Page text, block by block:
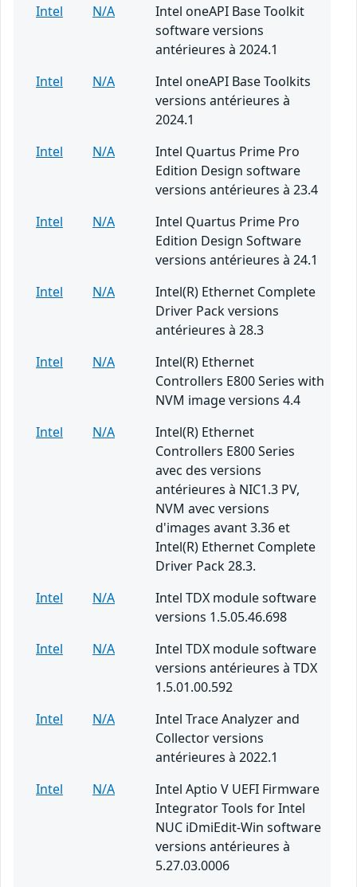
Intel
N/A
Intel oneAPI Base Toolkit
software versions
antérieures à 2024.1
Intel
N/A
Intel oneAPI Base Toolkits
versions antérieures à
2024.1
Intel
N/A
Intel Quartus Prime Pro
Edition Design software
versions antérieures à 23.4
Intel
N/A
Intel Quartus Prime Pro
Edition Design Software
versions antérieures à 24.1
Intel
N/A
Intel(R) Ethernet Complete
Driver Pack versions
antérieures à 28.3
Intel
N/A
Intel(R) Ethernet
Controllers E800 Series with
NVM image versions 4.4
Intel
N/A
Intel(R) Ethernet
Controllers E800 Series
avec des versions
antérieures à NIC1.3 PV,
NVM avec versions
d'images avant 3.36 et
Intel(R) Ethernet Complete
Driver Pack 28.3.
Intel
N/A
Intel TDX module software
versions 1.5.05.46.698
Intel
N/A
Intel TDX module software
versions antérieures à TDX
1.5.01.00.592
Intel
N/A
Intel Trace Analyzer and
Collector versions
antérieures à 2022.1
Intel
N/A
Intel Aptio V UEFI Firmware
Integrator Tools for Intel
NUC iDmiEdit-Win software
versions antérieures à
5.27.03.0006